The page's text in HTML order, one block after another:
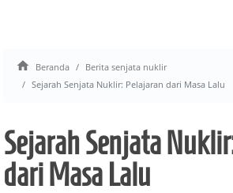
 Beranda
Berita senjata nuklir
Sejarah Senjata Nuklir: Pelajaran dari Masa Lalu
Sejarah Senjata
dari Masa Lalu